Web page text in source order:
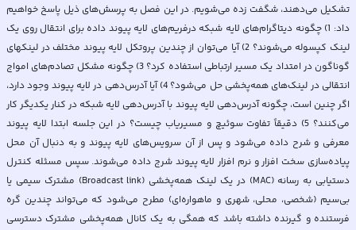
تشکیل می‌دهند، شگفت زده می‌شویم. در این فصل به پرسش‌های ذیل پاسخ خواهیم
داد: 1) چگونه دیتاگرام‌های لایه شبکه درفریم‌های لایه پیوند داده برای انتقال روی یک
لینک کپسوله می‌شوند؟ 2) آیا می‌توان از چندین پروتکل لایه پیوند مختلف در لینکهای
گوناگون در امتداد یک مسیر ارتباطی استفاده کرد؟ 3) چگونه مشکل تصادم‌های امواج
انتقالی در لینک‌های همه‌پخشی حل می‌شود؟ 4) آیا آدرس‌دهی در لایه پیوند وجود دارد،
اگر چنین است، چگونه آدرس‌دهی لایه پیوند با آدرس‌دهی لایه شبکه در کنار یکدیگر کار
می‌کنند؟ 5) دقیقاً تفاوت سوئیچ و مسیریاب چیست؟ در این جلسه ابتدا لایه پیوند
معرفی و شرح داده می‌شود و پس از آن سرویس‌های لایه پیوند و به دنبال آن محل
پیاده‌سازی سخت افزار و نرم افزار لایه پیوند شرج داده می‌شوند. سپس مسئله کنترل
دستیابی به رسانه (MAC) در یک لینک همه‌پخشی (Broadcast link) مشترک سیمی یا
بی‌سیم (شخصی، محلی، شهری و ماهواره‌ای) مطرح می‌شود که می‌تواند چندین گره
فرستنده و گیرنده داشته باشد که همگی به یک کانال همه‌پخشی مشترک دسترسی